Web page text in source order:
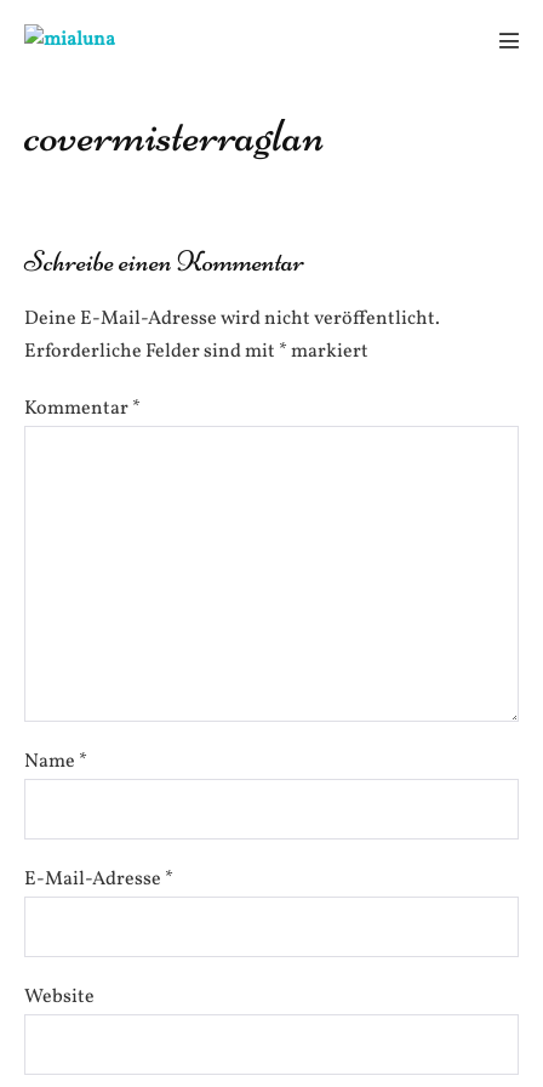
Inhalt
covermisterraglan
Schreibe einen Kommentar
Deine E-Mail-Adresse wird nicht veröffentlicht.
Erforderliche Felder sind mit *markiert
Kommentar*
Name *
E-Mail-Adresse *
Website